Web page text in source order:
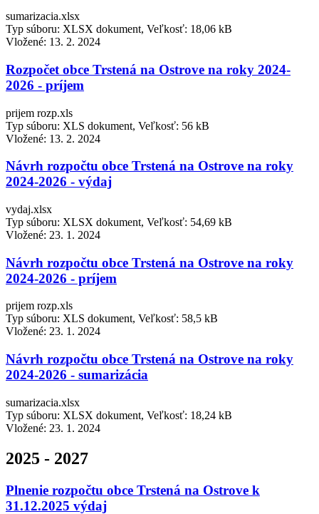
sumarizacia.xlsx
Typ súboru: XLSX dokument, Veľkosť: 18,06 kB
Vložené: 13. 2. 2024
Rozpočet obce Trstená na Ostrove na roky 2024-
2026 - príjem
prijem rozp.xls
Typ súboru: XLS dokument, Veľkosť: 56 kB
Vložené: 13. 2. 2024
Návrh rozpočtu obce Trstená na Ostrove na roky
2024-2026 - výdaj
vydaj.xlsx
Typ súboru: XLSX dokument, Veľkosť: 54,69 kB
Vložené: 23. 1. 2024
Návrh rozpočtu obce Trstená na Ostrove na roky
2024-2026 - príjem
prijem rozp.xls
Typ súboru: XLS dokument, Veľkosť: 58,5 kB
Vložené: 23. 1. 2024
Návrh rozpočtu obce Trstená na Ostrove na roky
2024-2026 - sumarizácia
sumarizacia.xlsx
Typ súboru: XLSX dokument, Veľkosť: 18,24 kB
Vložené: 23. 1. 2024
2025 - 2027
Plnenie rozpočtu obce Trstená na Ostrove k
31.12.2025 výdaj